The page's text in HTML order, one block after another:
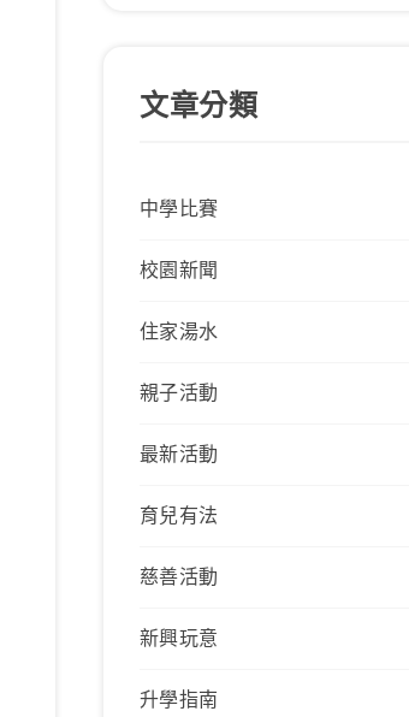
文章分類
中學比賽
校園新聞
住家湯水
親子活動
最新活動
育兒有法
慈善活動
新興玩意
升學指南